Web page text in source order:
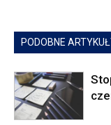
PODOBNE